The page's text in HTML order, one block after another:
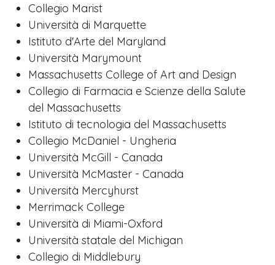
Collegio Marist
Università di Marquette
Istituto d'Arte del Maryland
Università Marymount
Massachusetts College of Art and Design
Collegio di Farmacia e Scienze della Salute
del Massachusetts
Istituto di tecnologia del Massachusetts
Collegio McDaniel - Ungheria
Università McGill - Canada
Università McMaster - Canada
Università Mercyhurst
Merrimack College
Università di Miami-Oxford
Università statale del Michigan
Collegio di Middlebury